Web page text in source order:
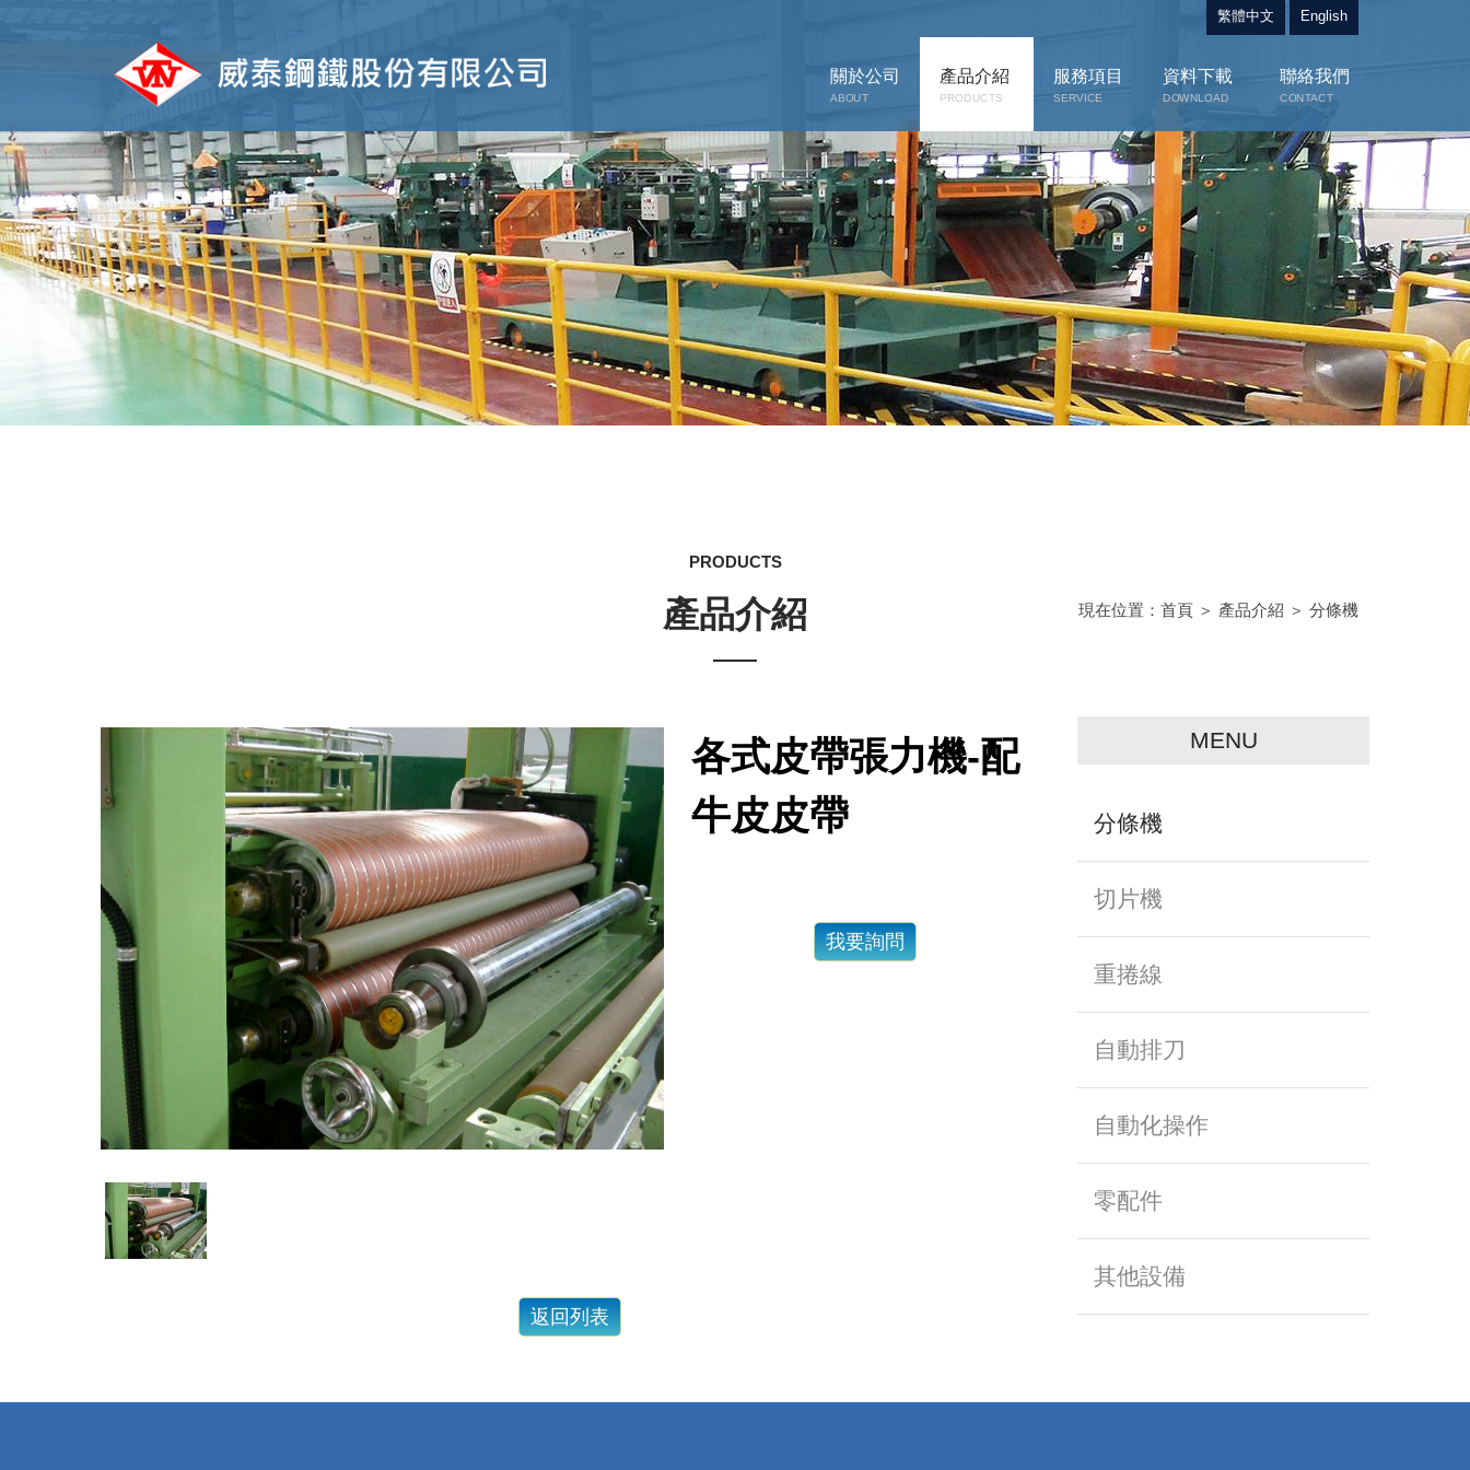
繁體中文 English
關於公司
ABOUT
產品介紹
PRODUCTS
服務項目
SERVICE
資料下載
DOWNLOAD
聯絡我們
CONTACT
PRODUCTS
產品介紹 現在位置： 首頁 ＞ 產品介紹 ＞ 分條機
MENU
分條機
切片機
重捲線
自動排刀
自動化操作
零配件
其他設備
各式皮帶張力機-配
牛皮皮帶
我要詢問